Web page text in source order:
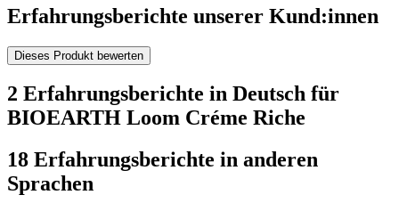
Erfahrungsberichte unserer Kund:innen
Dieses Produkt bewerten
2 Erfahrungsberichte in Deutsch für
BIOEARTH Loom Créme Riche
18 Erfahrungsberichte in anderen
Sprachen